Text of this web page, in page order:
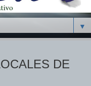
▼
DE